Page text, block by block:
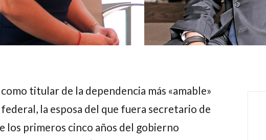
titular de la dependencia más «amable»
la esposa del que fuera secretario de
los primeros cinco años del gobierno